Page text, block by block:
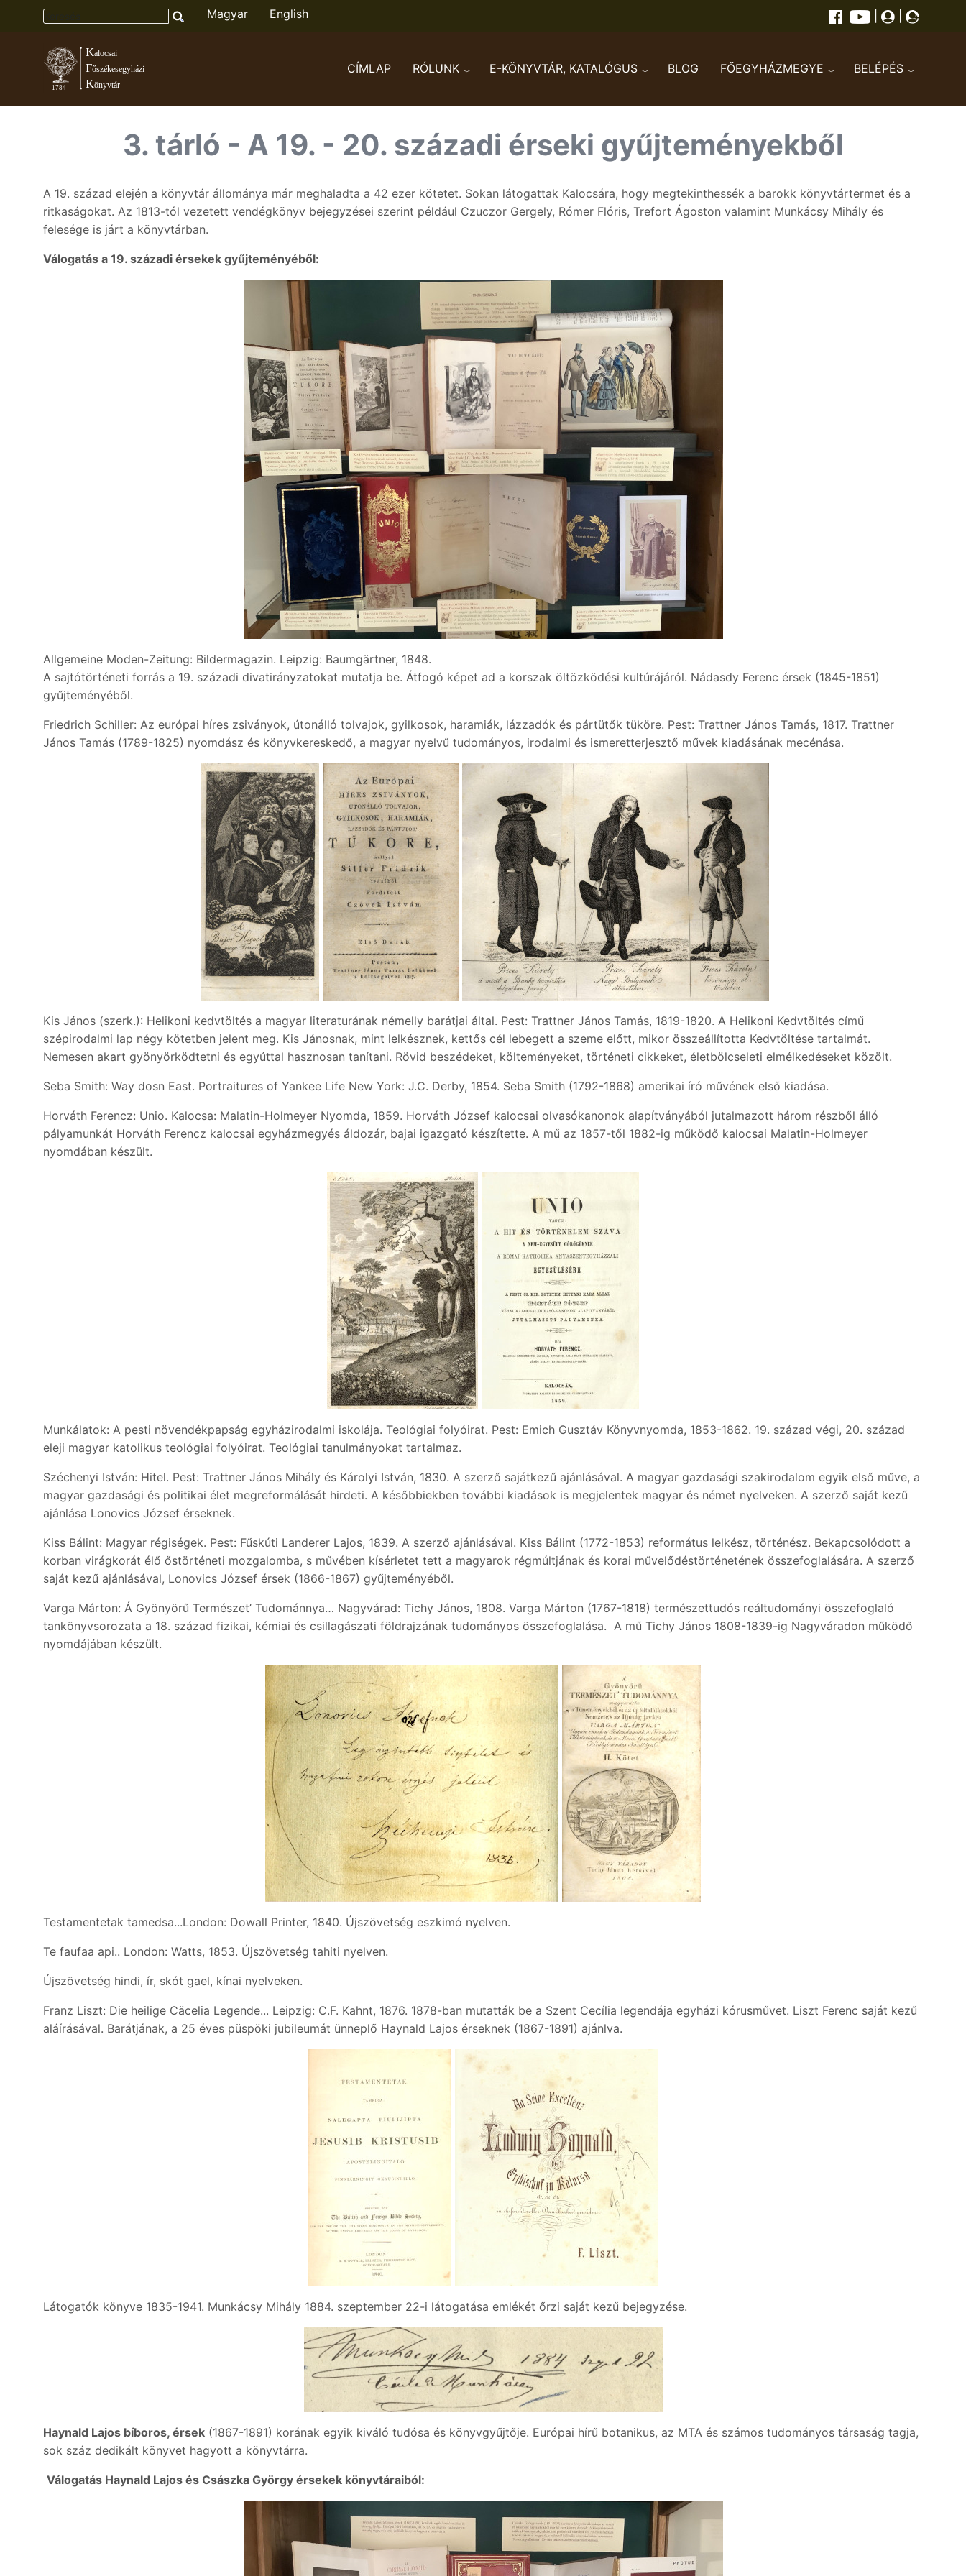
Magyar English
CÍMLAP RÓLUNK E-KÖNYVTÁR, KATALÓGUS BLOG FŐEGYHÁZMEGYE BELÉPÉS
3. tárló - A 19. - 20. századi érseki gyűjteményekből
A 19. század elején a könyvtár állománya már meghaladta a 42 ezer kötetet. Sokan látogattak Kalocsára, hogy megtekinthessék a barokk könyvtártermet és a
ritkaságokat. Az 1813-tól vezetett vendégkönyv bejegyzései szerint például Czuczor Gergely, Rómer Flóris, Trefort Ágoston valamint Munkácsy Mihály és
felesége is járt a könyvtárban.
Válogatás a 19. századi érsekek gyűjteményéből:
Allgemeine Moden-Zeitung: Bildermagazin. Leipzig: Baumgärtner, 1848.
A sajtótörténeti forrás a 19. századi divatirányzatokat mutatja be. Átfogó képet ad a korszak öltözködési kultúrájáról. Nádasdy Ferenc érsek (1845-1851)
gyűjteményéből.
Friedrich Schiller: Az európai híres zsiványok, útonálló tolvajok, gyilkosok, haramiák, lázzadók és pártütők tüköre. Pest: Trattner János Tamás, 1817. Trattner
János Tamás (1789-1825) nyomdász és könyvkereskedő, a magyar nyelvű tudományos, irodalmi és ismeretterjesztő művek kiadásának mecénása.
Kis János (szerk.): Helikoni kedvtöltés a magyar literaturának némelly barátjai által. Pest: Trattner János Tamás, 1819-1820. A Helikoni Kedvtöltés című
szépirodalmi lap négy kötetben jelent meg. Kis Jánosnak, mint lelkésznek, kettős cél lebegett a szeme előtt, mikor összeállította Kedvtöltése tartalmát.
Nemesen akart gyönyörködtetni és egyúttal hasznosan tanítani. Rövid beszédeket, költeményeket, történeti cikkeket, életbölcseleti elmélkedéseket közölt.
Seba Smith: Way dosn East. Portraitures of Yankee Life New York: J.C. Derby, 1854. Seba Smith (1792-1868) amerikai író művének első kiadása.
Horváth Ferencz: Unio. Kalocsa: Malatin-Holmeyer Nyomda, 1859. Horváth József kalocsai olvasókanonok alapítványából jutalmazott három részből álló
pályamunkát Horváth Ferencz kalocsai egyházmegyés áldozár, bajai igazgató készítette. A mű az 1857-től 1882-ig működő kalocsai Malatin-Holmeyer
nyomdában készült.
Munkálatok: A pesti növendékpapság egyházirodalmi iskolája. Teológiai folyóirat. Pest: Emich Gusztáv Könyvnyomda, 1853-1862. 19. század végi, 20. század
eleji magyar katolikus teológiai folyóirat. Teológiai tanulmányokat tartalmaz.
Széchenyi István: Hitel. Pest: Trattner János Mihály és Károlyi István, 1830. A szerző sajátkezű ajánlásával. A magyar gazdasági szakirodalom egyik első műve, a
magyar gazdasági és politikai élet megreformálását hirdeti. A későbbiekben további kiadások is megjelentek magyar és német nyelveken. A szerző saját kezű
ajánlása Lonovics József érseknek.
Kiss Bálint: Magyar régiségek. Pest: Fűskúti Landerer Lajos, 1839. A szerző ajánlásával. Kiss Bálint (1772-1853) református lelkész, történész. Bekapcsolódott a
korban virágkorát élő őstörténeti mozgalomba, s művében kísérletet tett a magyarok régmúltjának és korai művelődéstörténetének összefoglalására. A szerző
saját kezű ajánlásával, Lonovics József érsek (1866-1867) gyűjteményéből.
Varga Márton: Á Gyönyörű Természet’ Tudománnya… Nagyvárad: Tichy János, 1808. Varga Márton (1767-1818) természettudós reáltudományi összefoglaló
tankönyvsorozata a 18. század fizikai, kémiai és csillagászati földrajzának tudományos összefoglalása. A mű Tichy János 1808-1839-ig Nagyváradon működő
nyomdájában készült.
Testamentetak tamedsa...London: Dowall Printer, 1840. Újszövetség eszkimó nyelven.
Te faufaa api.. London: Watts, 1853. Újszövetség tahiti nyelven.
Újszövetség hindi, ír, skót gael, kínai nyelveken.
Franz Liszt: Die heilige Cäcelia Legende... Leipzig: C.F. Kahnt, 1876. 1878-ban mutatták be a Szent Cecília legendája egyházi kórusművet. Liszt Ferenc saját kezű
aláírásával. Barátjának, a 25 éves püspöki jubileumát ünneplő Haynald Lajos érseknek (1867-1891) ajánlva.
Látogatók könyve 1835-1941. Munkácsy Mihály 1884. szeptember 22-i látogatása emlékét őrzi saját kezű bejegyzése.
Haynald Lajos bíboros, érsek (1867-1891) korának egyik kiváló tudósa és könyvgyűjtője. Európai hírű botanikus, az MTA és számos tudományos társaság tagja,
sok száz dedikált könyvet hagyott a könyvtárra.
Válogatás Haynald Lajos és Császka György érsekek könyvtáraiból: